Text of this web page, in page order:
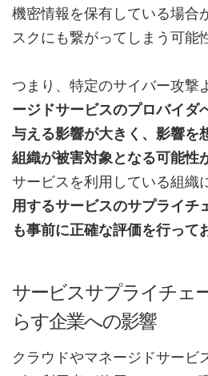
機密情報を保有している場合
スクにも繋がってしまう可能
つまり、特定のサイバー攻撃
ージドサービスのプロバイダ
与える影響が大きく、影響を
組織が被害対象となる可能性
サービスを利用している組織
用するサービスのサプライチ
も事前に正確な評価を行って
サービスサプライチェ
らす企業への影響
クラウドやマネージドサービ